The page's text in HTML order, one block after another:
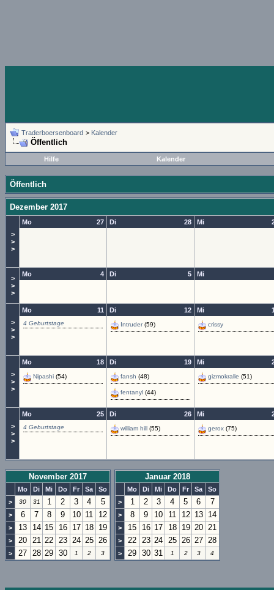
Traderboersenboard > Kalender
Öffentlich
Hilfe Kalender
Öffentlich
Dezember 2017
>
>
>
27
Mo 28
Di Mi
>
>
>
4
Mo 5
Di Mi
>
>
>
11
Mo
4 Geburtstage
12
Di
Intruder(59)
Mi
crissy
>
>
>
18
Mo
Nipashi (54)
19
Di
fansh (48)
fentanyl (44)
Mi
gizmokralle (51)
>
>
>
25
Mo
4 Geburtstage
26
Di
william hill (55)
Mi
gerox (75)
November 2017
Mo Di Mi Do Fr Sa
So
>
30 31 1 2 3 4 5
> 6 7 8 9 10 11 12
> 13 14 15 16 17 18 19
> 20 21 22 23 24 25 26
> 27 28 29 30 1 2 3
Januar 2018
Mo Di Mi Do Fr Sa
So
>
1 2 3 4 5 6 7
> 8 9 10 11 12 13 14
> 15 16 17 18 19 20 21
> 22 23 24 25 26 27 28
> 29 30 31 1 2 3 4